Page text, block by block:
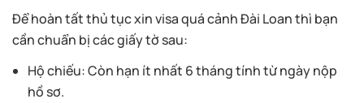
Để hoàn tất thủ tục xin visa quá cảnh Đài Loan thì bạn
cần chuẩn bị các giấy tờ sau:
Hộ chiếu: Còn hạn ít nhất 6 tháng tính từ ngày nộp
hồ sơ.